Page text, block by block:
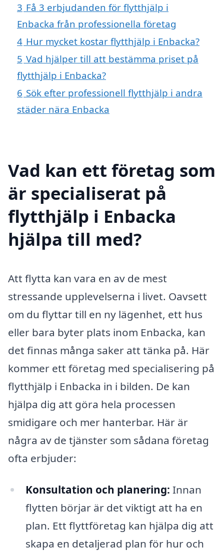
3 Få 3 erbjudanden för flytthjälp i
Enbacka från professionella företag
4 Hur mycket kostar flytthjälp i Enbacka?
5 Vad hjälper till att bestämma priset på
flytthjälp i Enbacka?
6 Sök efter professionell flytthjälp i andra
städer nära Enbacka
Vad kan ett företag som
är specialiserat på
flytthjälp i Enbacka
hjälpa till med?
Att flytta kan vara en av de mest
stressande upplevelserna i livet. Oavsett
om du flyttar till en ny lägenhet, ett hus
eller bara byter plats inom Enbacka, kan
det finnas många saker att tänka på. Här
kommer ett företag med specialisering på
flytthjälp i Enbacka in i bilden. De kan
hjälpa dig att göra hela processen
smidigare och mer hanterbar. Här är
några av de tjänster som sådana företag
ofta erbjuder:
Konsultation och planering: Innan
flytten börjar är det viktigt att ha en
plan. Ett flyttföretag kan hjälpa dig att
skapa en detaljerad plan för hur och